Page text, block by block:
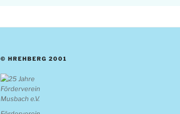
© HREHBERG 2001